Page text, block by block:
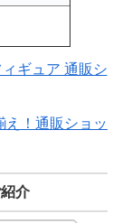
え！通販ショッ
介